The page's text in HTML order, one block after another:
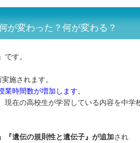
変わった？何が変わる？
です。
施されます。
業時間数が増加します。
現在の高校生が学習している内容を中学
『遺伝の規則性と遺伝子』が追加され